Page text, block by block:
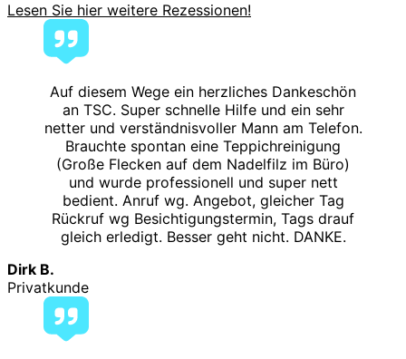
Lesen Sie hier weitere Rezessionen!
Auf diesem Wege ein herzliches Dankeschön
an TSC. Super schnelle Hilfe und ein sehr
netter und verständnisvoller Mann am Telefon.
Brauchte spontan eine Teppichreinigung
(Große Flecken auf dem Nadelfilz im Büro)
und wurde professionell und super nett
bedient. Anruf wg. Angebot, gleicher Tag
Rückruf wg Besichtigungstermin, Tags drauf
gleich erledigt. Besser geht nicht. DANKE.
Dirk B.
Privatkunde